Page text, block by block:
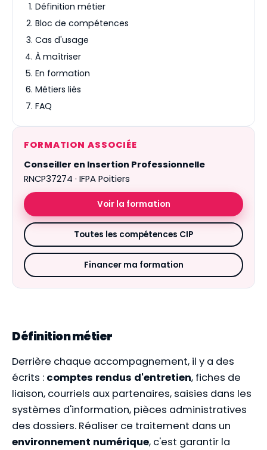
Définition métier
Derrière chaque accompagnement, il y a des
écrits : comptes rendus d'entretien, fiches de
liaison, courriels aux partenaires, saisies dans les
systèmes d'information, pièces administratives
des dossiers. Réaliser ce traitement dans un
environnement numérique, c'est garantir la
Définition métier
Bloc de compétences
Cas d'usage
À maîtriser
En formation
Métiers liés
FAQ
FORMATION ASSOCIÉE
Conseiller en Insertion Professionnelle
RNCP37274 · IFPA Poitiers
Voir la formation
Toutes les compétences CIP
Financer ma formation